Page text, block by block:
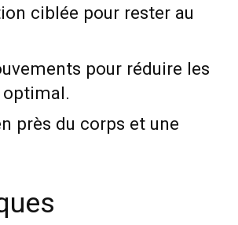
ciblée pour rester au
pour réduire les
près du corps et une